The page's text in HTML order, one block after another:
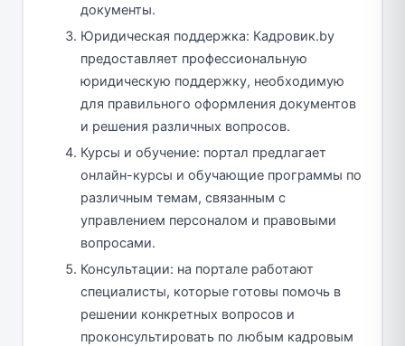
документы.
Юридическая поддержка: Кадровик.by
предоставляет профессиональную
юридическую поддержку, необходимую
для правильного оформления документов
и решения различных вопросов.
Курсы и обучение: портал предлагает
онлайн-курсы и обучающие программы по
различным темам, связанным с
управлением персоналом и правовыми
вопросами.
Консультации: на портале работают
специалисты, которые готовы помочь в
решении конкретных вопросов и
проконсультировать по любым кадровым